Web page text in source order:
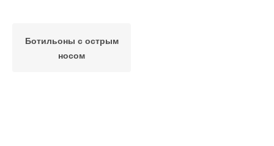
Ботильоны с острым
носом